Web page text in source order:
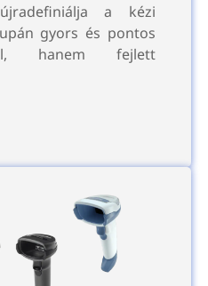
a kézi
gyors és pontos
hanem fejlett